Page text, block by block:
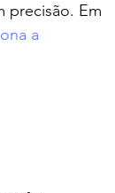
precisão. Em
a